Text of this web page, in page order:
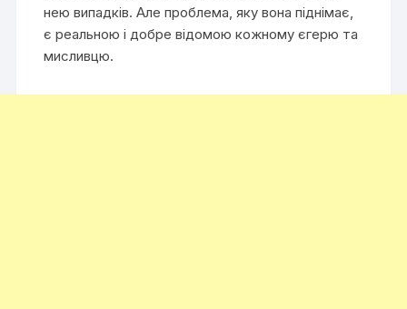
нею випадків. Але проблема, яку вона піднімає,
є реальною і добре відомою кожному єгерю та
мисливцю.